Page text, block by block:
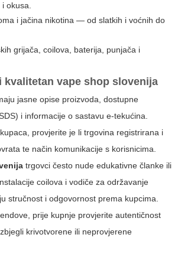
i okusa.
i jačina nikotina — od slatkih i voćnih do
grijača, coilova, baterija, punjača i
kvalitetan vape shop slovenija
jasne opise proizvoda, dostupne
i informacije o sastavu e-tekućina.
provjerite je li trgovina registrirana i
te način komunikacije s korisnicima.
trgovci često nude edukativne članke ili
coilova i vodiče za održavanje
stručnost i odgovornost prema kupcima.
prije kupnje provjerite autentičnost
krivotvorene ili neprovjerene